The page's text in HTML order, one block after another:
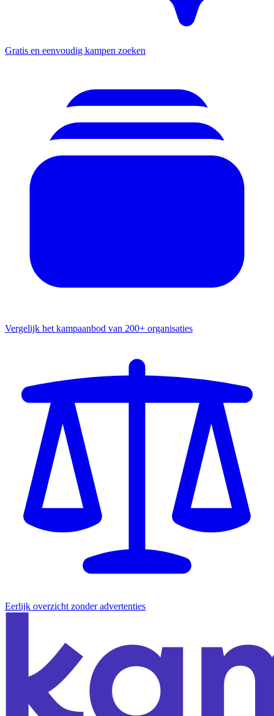
Gratis en eenvoudig kampen zoeken
Vergelijk het kampaanbod van 200+ organisaties
Eerlijk overzicht zonder advertenties